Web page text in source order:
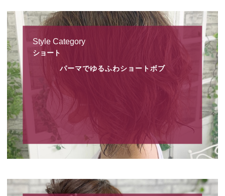
Style Category
ショート
パーマでゆるふわショートボブ